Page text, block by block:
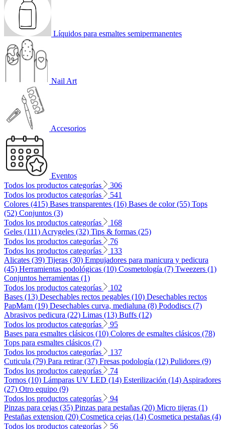
Líquidos para esmaltes semipermanentes
Nail Art
Accesorios
Eventos
Todos los productos categorías
306
Todos los productos categorías
541
Colores (415) Bases transparentes (16) Bases de color (55) Tops
(52) Conjuntos (3)
Todos los productos categorías
168
Geles (111) Acrygeles (32) Tips & formas (25)
Todos los productos categorías
76
Todos los productos categorías
133
Alicates (39) Tijeras (30) Empujadores para manicura y pedicura
(45) Herramientas podológicas (10) Cosmetología (7) Tweezers (1)
Conjuntos herramientas (1)
Todos los productos categorías
102
Bases (13) Desechables rectos pegables (10) Desechables rectos
PapMam (19) Desechables curva, medialuna (8) Pododiscs (7)
Abrasivos pedicura (22) Limas (13) Buffs (12)
Todos los productos categorías
95
Bases para esmaltes clásicos (10) Colores de esmaltes clásicos (78)
Tops para esmaltes clásicos (7)
Todos los productos categorías
137
Cuticula (79) Para retirar (37) Fresas podología (12) Pulidores (9)
Todos los productos categorías
74
Tornos (10) Lámparas UV LED (14) Esterilización (14) Aspiradores
(27) Otro equipo (9)
Todos los productos categorías
94
Pinzas para cejas (35) Pinzas para pestañas (20) Micro tijeras (1)
Pestañas extension (20) Cosmetica cejas (14) Cosmetica pestañas (4)
Todos los productos categorías
56